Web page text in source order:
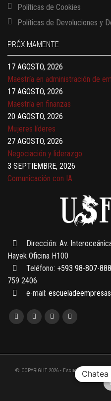
Políticas de Cookies
Políticas de Devoluciones y
PRÓXIMAMENTE
13 AGOSTO, 2026
17 AGOSTO, 2026
Gerencia de empresas familiares
17 AGOSTO, 2026
Maestría en administración de
17 AGOSTO, 2026
Maestría en finanzas
20 AGOSTO, 2026
Mujeres líderes
27 AGOSTO, 2026
Negociación y liderazgo
3 SEPTIEMBRE, 2026
Comunicación con IA
Gobernanza de datos
13 AGOSTO, 2026
Finanzas para no financieros
Dirección: Av.
Hayek Oficina H100
Teléfono: +593 98-807-
759 2406
e-mail:
© COPYRIGHT 2026 - Escuela de